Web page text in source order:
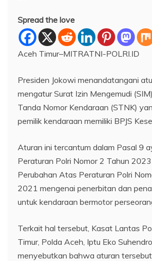
Spread the love
Aceh Timur–MITRATNI-POLRI.ID
Presiden Jokowi menandatangani
mengatur Surat Izin Mengemudi
Tanda Nomor Kendaraan (STNK)
pemilik kendaraan memiliki BPJS
Aturan ini tercantum dalam Pasal 9
Peraturan Polri Nomor 2 Tahun
Perubahan Atas Peraturan Polri
2021 mengenai penerbitan dan
untuk kendaraan bermotor
Terkait hal tersebut, Kasat Lantas
Timur, Polda Aceh, Iptu Eko
menyebutkan bahwa aturan